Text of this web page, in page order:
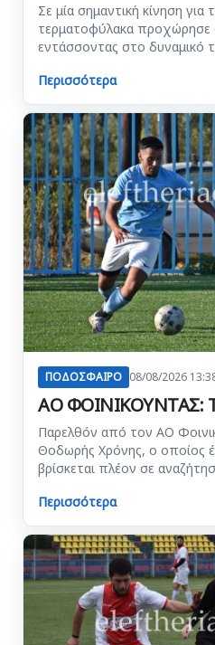
Σε μία σημαντική κίνηση για
τερματοφύλακα προχώρησε
εντάσσοντας στο δυναμικό
Περισσότερα
ΠΟΔΟΣΦΑΙΡΟ 08/08/2026
ΑΟ ΦΟΙΝΙΚΟΥΝΤΑΣ:
Παρελθόν από τον ΑΟ
Θοδωρής Χρόνης, ο οποίος
βρίσκεται πλέον σε
Περισσότερα